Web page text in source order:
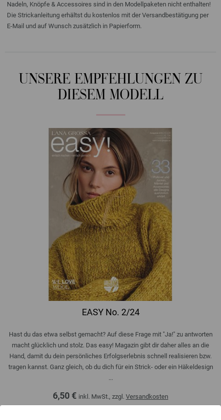
Nadeln, Knöpfe & Accessoires sind in den Modellpaketen nicht enthalten!
Die Strickanleitung erhältst du kostenlos mit der Versandbestätigung per
E-Mail und auf Wunsch zusätzlich in Papierform.
UNSERE EMPFEHLUNGEN ZU
DIESEM MODELL
EASY No. 2/24
Hast du das etwa selbst gemacht? Auf diese Frage mit "Ja!" zu antworten
macht glücklich und stolz. Das easy! Magazin gibt dir daher alles an die
Hand, damit du dein persönliches Erfolgserlebnis schnell realisieren bzw.
tragen kannst. Ganz gleich, ob du dich für ein Strick- oder ein Häkeldesign
...
6,50 € inkl. MwSt., zzgl. Versandkosten